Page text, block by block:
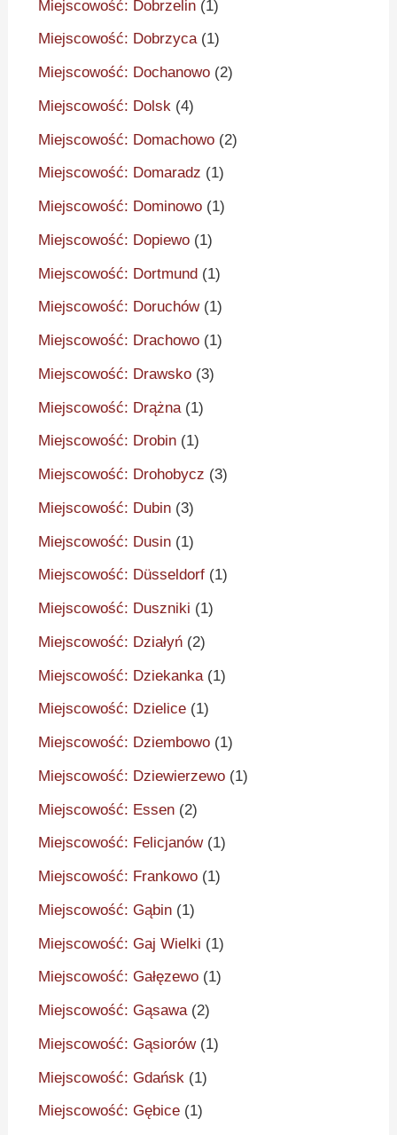
Miejscowość: Dobrzelin (1)
Miejscowość: Dobrzyca(1)
Miejscowość: Dochanowo (2)
Miejscowość: Dolsk (4)
Miejscowość: Domachowo (2)
Miejscowość: Domaradz (1)
Miejscowość: Dominowo (1)
Miejscowość: Dopiewo (1)
Miejscowość: Dortmund (1)
Miejscowość: Doruchów(1)
Miejscowość: Drachowo (1)
Miejscowość: Drawsko (3)
Miejscowość: Drążna (1)
Miejscowość: Drobin (1)
Miejscowość: Drohobycz (3)
Miejscowość: Dubin (3)
Miejscowość: Dusin (1)
Miejscowość: Düsseldorf (1)
Miejscowość: Duszniki (1)
Miejscowość: Działyń (2)
Miejscowość: Dziekanka (1)
Miejscowość: Dzielice (1)
Miejscowość: Dziembowo (1)
Miejscowość: Dziewierzewo (1)
Miejscowość: Essen (2)
Miejscowość: Felicjanów(1)
Miejscowość: Frankowo (1)
Miejscowość: Gąbin (1)
Miejscowość: Gaj Wielki (1)
Miejscowość: Gałęzewo (1)
Miejscowość: Gąsawa(2)
Miejscowość: Gąsiorów(1)
Miejscowość: Gdańsk (1)
Miejscowość: Gębice (1)